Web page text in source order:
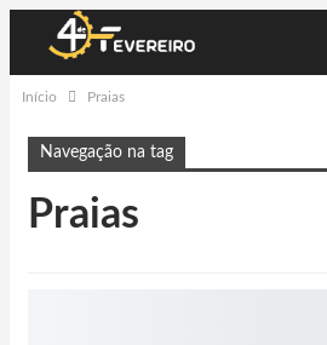
Início Praias
Navegação na tag
Praias